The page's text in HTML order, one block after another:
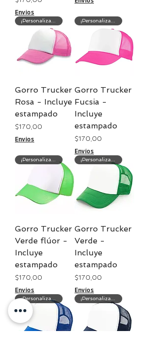
Envíos
Gorro Trucker
Rosa - Incluye
estampado
Precio
$ 170,00
Envíos
Gorro Trucker
Fucsia -
Incluye
estampado
Precio
$ 170,00
Envíos
Gorro Trucker
Verde flúor -
Incluye
estampado
Precio
$ 170,00
Envíos
Gorro Trucker
Verde -
Incluye
estampado
Precio
$ 170,00
Envíos